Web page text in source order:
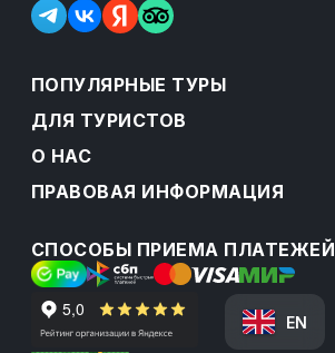
ПОПУЛЯРНЫЕ ТУРЫ
ДЛЯ ТУРИСТОВ
О НАС
ПРАВОВАЯ ИНФОРМАЦИЯ
СПОСОБЫ ПРИЕМА ПЛАТЕЖЕЙ
EN